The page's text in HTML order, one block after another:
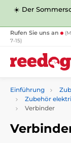
☀️ Der
Rufen Sie uns an
7-15)
Einführung
Zubehör
Verbinder